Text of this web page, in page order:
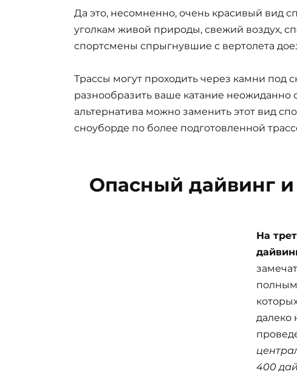
Да это, несомненно, очень красивый вид
уголкам живой природы, свежий воздух,
спортсмены спрыгнувшие с вертолета
Трассы могут проходить через камни под
разнообразить ваше катание неожиданно
альтернатива можно заменить этот вид
сноуборде по более подготовленной
Опасный дайвинг
На
далеко
400